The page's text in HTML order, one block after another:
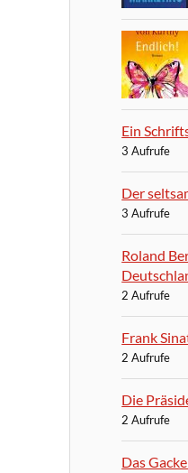
Ein
3 Aufrufe
Der
3 Aufrufe
Roland
2 Aufrufe
Frank
2 Aufrufe
Die
2 Aufrufe
Das